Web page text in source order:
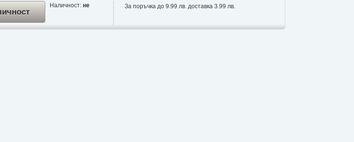
Наличност: не
За поръчка до 9.99 лв. доставка 3.99 лв.